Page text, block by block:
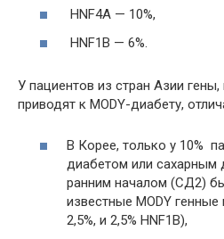
HNF4A — 10%,
HNF1B — 6%.
У пациентов из стран Азии
приводят к MODY-диабету,
В Корее, только у 10%
диабетом или сахарным
ранним началом (СД2)
известные MODY генные
2,5%, и 2,5% HNF1B),